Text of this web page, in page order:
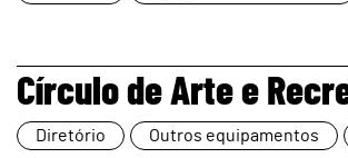
page
Círculo de Arte e
Diretório Outros equipamentos